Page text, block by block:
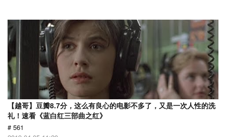
【越哥】豆瓣8.7分，这么有良心的电影不多了，又是一次人性的洗
礼！速看《蓝白红三部曲之红》
# 561